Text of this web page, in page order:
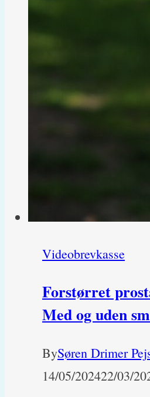
giver
Videobrevkasse
Forstørret
Med og uden
BySøren Drimer
14/05/202422/03/